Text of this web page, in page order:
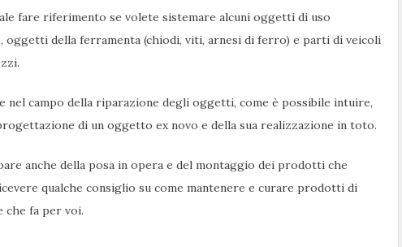
fare riferimento se volete sistemare alcuni oggetti di uso
oggetti della ferramenta (chiodi, viti, arnesi di ferro) e parti di veicoli
nel campo della riparazione degli oggetti, come è possibile intuire,
di un oggetto ex novo e della sua realizzazione in toto.
anche della posa in opera e del montaggio dei prodotti che
qualche consiglio su come mantenere e curare prodotti di
che fa per voi.